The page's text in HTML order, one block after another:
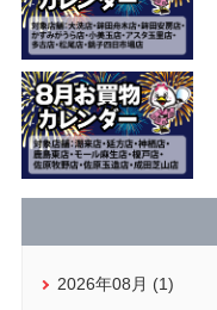
2026年08月 (1)